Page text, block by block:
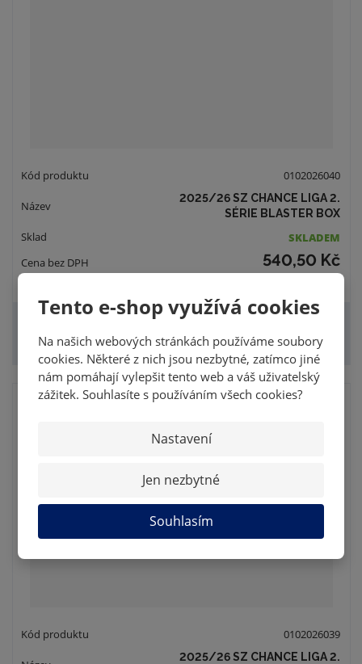
Tento e-shop využívá cookies
Na našich webových stránkách používáme soubory
cookies. Některé z nich jsou nezbytné, zatímco jiné
nám pomáhají vylepšit tento web a váš uživatelský
zážitek. Souhlasíte s používáním všech cookies?
Nastavení
Jen nezbytné
Souhlasím
0102026040
2025/26 SZ CHANCE LIGA 2.
SÉRIE BLASTER BOX
SKLADEM
540,50 Kč
KOUPIT
0102026039
2025/26 SZ CHANCE LIGA 2.